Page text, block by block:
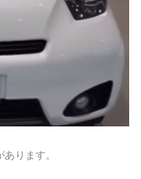
ります。